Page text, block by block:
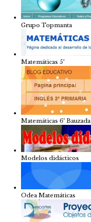
Grupo Topmanta
Matemáticas 5º
Matemáticas 6º Bauzada
Modelos didácticos
Odea Matemáticas